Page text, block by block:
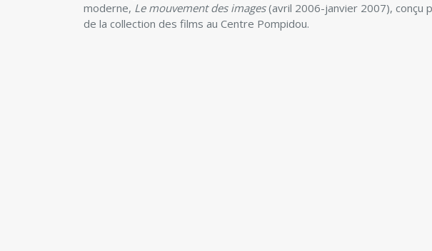
moderne, Le mouvement des images(avril 2006-janvier 2007), conçu
de la collection des films au Centre Pompidou.